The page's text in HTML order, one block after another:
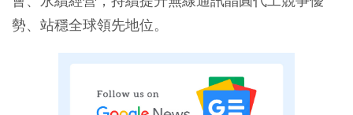
勢、站穩全球領先地位。